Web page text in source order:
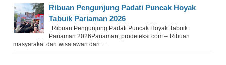
Ribuan Pengunjung Padati Puncak Hoyak
Tabuik Pariaman 2026
Ribuan Pengunjung Padati Puncak Hoyak Tabuik
Pariaman 2026Pariaman, prodeteksi.com – Ribuan
masyarakat dan wisatawan dari ...